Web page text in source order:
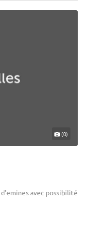
(0)
avec possibilité